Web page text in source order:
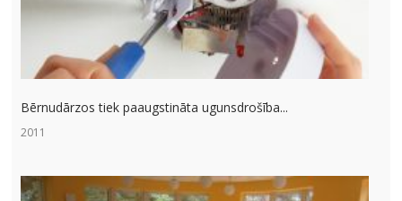
Bērnudārzos tiek paaugstināta ugunsdrošība...
2011